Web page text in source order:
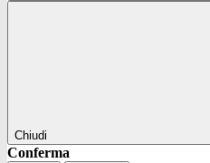
Chiudi
Conferma